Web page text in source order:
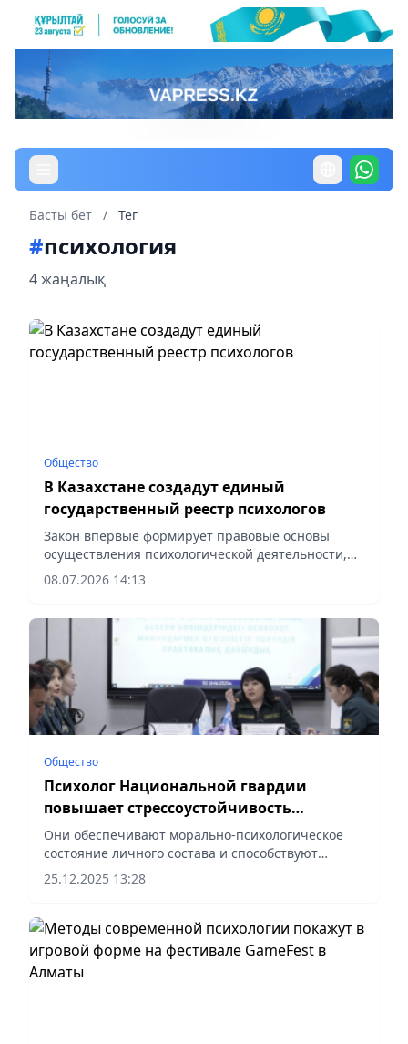
Басты бет / Тег
#психология
4 жаңалық
Общество
В Казахстане создадут единый
государственный реестр психологов
Закон впервые формирует правовые основы
осуществления психологической деятельности,
сообщает корреспондент vapress.kz.
08.07.2026 14:13
Общество
Психолог Национальной гвардии
повышает стрессоустойчивость
военнослужащих
Они обеспечивают морально-психологическое
состояние личного состава и способствуют
качественному выполнению служебных
обязанностей, сообщает Vecher.kz.
25.12.2025 13:28